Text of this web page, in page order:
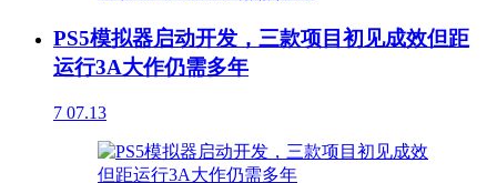
PS5模拟器启动开发，三款项目初见成效但距
运行3A大作仍需多年
7 07.13